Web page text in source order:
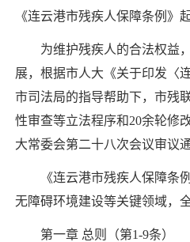
《连云港市残疾人保障条例》
为维护残疾人的合法权益
展，根据市人大《关于印发〈
市司法局的指导帮助下，市残
性审查等立法程序和20余轮修
大常委会第二十八次会议审议
《连云港市残疾人保障
无障碍环境建设等关键领域，
第一章 总则（第1-9条）